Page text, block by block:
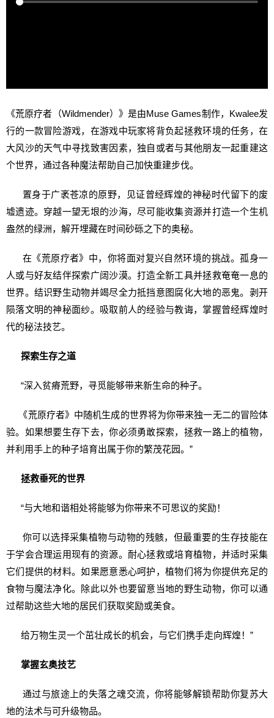
《荒原疗者（Wildmender）》是由Muse Games制作，Kwalee发
行的一款冒险游戏，在游戏中玩家将背负起拯救环境的任务，在
大风沙的天气中寻找致害因素，独自或者与其他朋友一起重建这
个世界，通过各种魔法帮助自己加快重建步伐。
置身于广袤苍凉的原野，见证曾经辉煌的神秘时代留下的废
墟遗迹。穿越一望无垠的沙海，尽可能收集资源并打造一个生机
盎然的绿洲，解开埋藏在时间砂砾之下的奥秘。
在《荒原疗者》中，你将面对复兴自然环境的挑战。孤身一
人或与好友结伴探索广阔沙漠。打造全新工具并拯救奄奄一息的
世界。结识野生动物并竭尽全力抵挡意图腐化大地的恶鬼。剥开
陨落文明的神秘面纱。吸取前人的经验与教诲，掌握曾经辉煌时
代的秘法技艺。
探索生存之道
“深入贫瘠荒野，寻觅能够带来新生命的种子。
《荒原疗者》中随机生成的世界将为你带来独一无二的冒险体
验。如果想要生存下去，你必须勇敢探索，拯救一路上的植物，
并利用手上的种子培育出属于你的繁茂花园。”
拯救垂死的世界
“与大地和谐相处将能够为你带来不可思议的奖励！
你可以选择采集植物与动物的残骸，但最重要的生存技能在
于学会合理运用现有的资源。耐心拯救或培育植物，并适时采集
它们提供的材料。如果愿意悉心呵护，植物们将为你提供充足的
食物与魔法净化。除此以外也要留意当地的野生动物，你可以通
过帮助这些大地的居民们获取奖励或美食。
给万物生灵一个茁壮成长的机会，与它们携手走向辉煌！”
掌握玄奥技艺
通过与旅途上的失落之魂交流，你将能够解锁帮助你复苏大
地的法术与可升级物品。